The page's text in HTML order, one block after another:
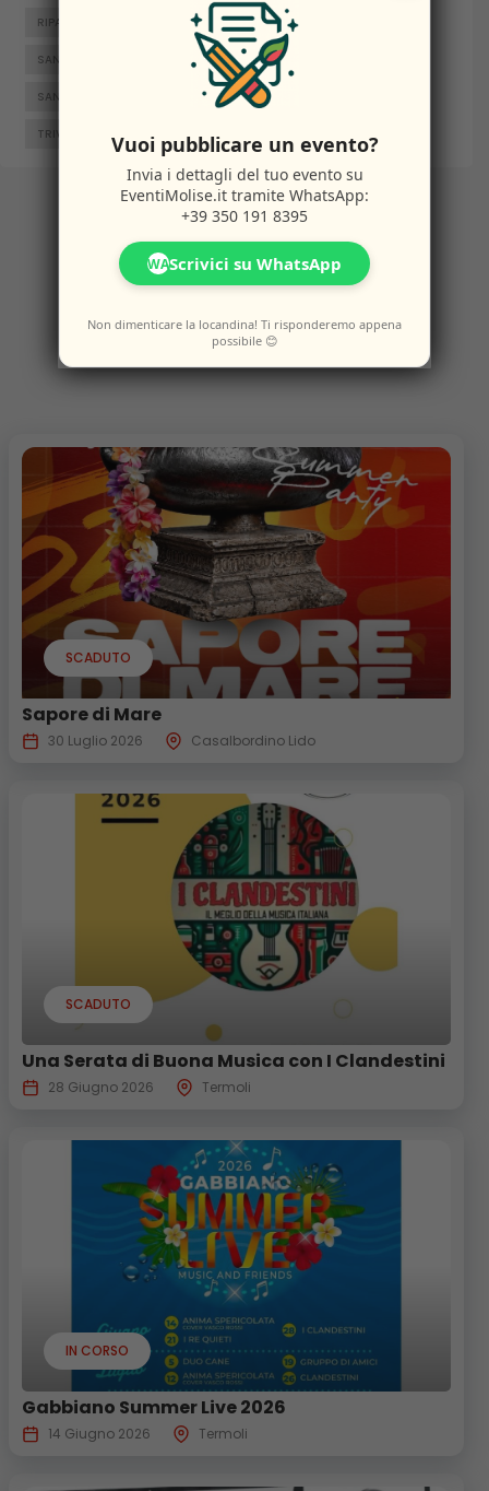
RIPALIMOSANI ROCCAMANDOLFI ROTELLO
SAN GIACOMO DEGLI SCHIAVONI SAN MASSIMO
SANTA CROCE DI MAGLIANO SEPINO
TRIVENTO VENAFRO VINCHIATURO
AltriEventi
Potresti anche amare questi eventi.
SCADUTO
Sapore di Mare
30 Luglio 2026 Casalbordino Lido
SCADUTO
Una Serata di Buona Musica con I Clandestini
28 Giugno 2026 Termoli
IN CORSO
Gabbiano Summer Live 2026
14 Giugno 2026 Termoli
Vuoi pubblicare un evento?
Invia i dettagli del tuo evento su
EventiMolise.it tramite WhatsApp:
+39 350 191 8395
WAScrivici su WhatsApp
Non dimenticare la locandina! Ti risponderemo appena
possibile 😊